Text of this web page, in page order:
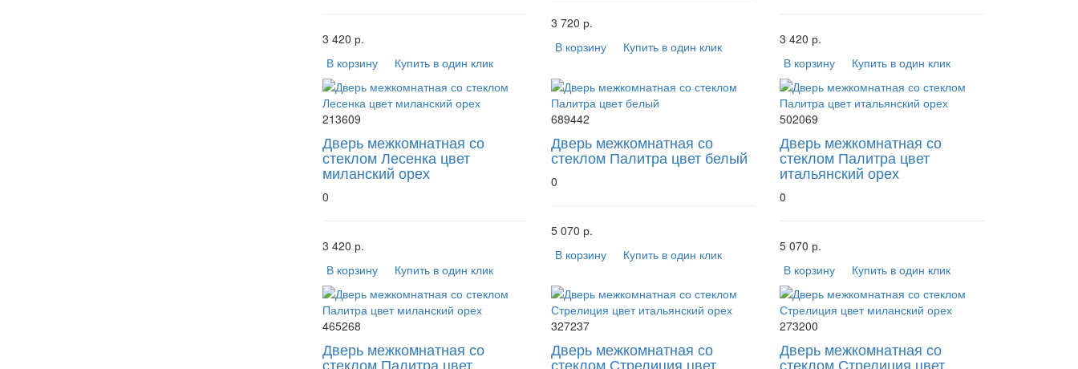
3 420 р.
В корзину
Купить в один клик
3 720 р.
В корзину
Купить в один клик
3 420 р.
В корзину
Купить в один клик
213609
Дверь межкомнатная со
стеклом Лесенка цвет
миланский орех
0
3 420 р.
В корзину
Купить в один клик
689442
Дверь межкомнатная со
стеклом Палитра цвет белый
0
5 070 р.
В корзину
Купить в один клик
502069
Дверь межкомнатная со
стеклом Палитра цвет
итальянский орех
0
5 070 р.
В корзину
Купить в один клик
465268
Дверь межкомнатная со
стеклом Палитра цвет
327237
Дверь межкомнатная со
стеклом Стрелиция цвет
273200
Дверь межкомнатная со
стеклом Стрелиция цвет